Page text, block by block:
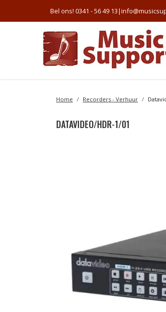
Bel ons! 0341 - 56 49 13|
Home Recorders - Verhuur
DATAVIDEO/HDR-1/01